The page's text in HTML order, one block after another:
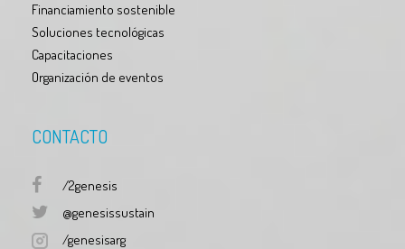
Financiamiento sostenible
Soluciones tecnológicas
Capacitaciones
Organización de eventos
CONTACTO
/2genesis
@genesissustain
/genesisarg